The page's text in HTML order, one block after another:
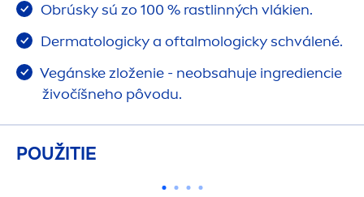
Obrúsky sú zo 100 % rastlinných vlákien.
Dermatologicky a oftalmologicky schválené.
Vegánske zloženie - neobsahuje ingrediencie
živočíšneho pôvodu.
POUŽITIE